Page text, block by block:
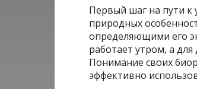
Первый шаг на пути к
природных
определяющими его
работает утром, а для
Понимание своих
эффективно